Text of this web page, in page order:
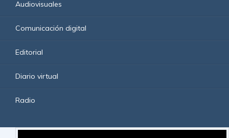
Audiovisuales
Comunicación digital
Editorial
Diario virtual
Radio